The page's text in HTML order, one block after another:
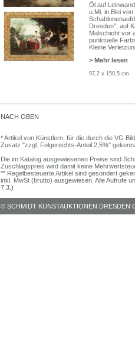
Öl auf
u.Mi. in Blei
Dresden"; auf
Malschicht vor
punktuelle
Kleine
> Mehr lesen
97,2 x 150,5 cm.
NACH OBEN
* Artikel von Künstlern, für die durch die VG
Zusatz "zzgl. Folgerechts-Anteil 2,5%"
Die im Katalog ausgewiesenen Preise sind
Zuschlagspreis wird damit keine
** Regelbesteuerte Artikel sind gesondert
inkl. MwSt (brutto) ausgewiesen. Alle Aufrufe
7.3.)
© SCHMIDT KUNSTAUKTIONEN DRESDEN